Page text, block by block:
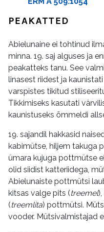
PEAKATTED
Abielunaine ei tohtinud
minna. 19. saj alguses ja
peakatteks tanu. See
linasest riidest ja
varspistes tikitud
Tikkimiseks kasutati
kaunistuseks õmmeldi
19. sajandil hakkasid
kabimütse, hiljem takuga
ümara kujuga pottmütse
olid siidist katteriidega,
Abielunaiste pottmütsi
kitsas valge pits (treemel
(treemlita) pottmütsi.
vooder. Mütsivalmistajad